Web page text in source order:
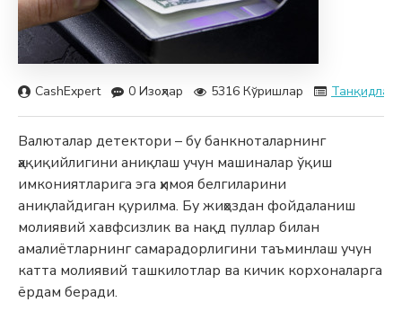
CashExpert 0 Изоҳлар 5316 Кўришлар Танқидлар
Валюталар детектори – бу банкноталарнинг
ҳақиқийлигини аниқлаш учун машиналар ўқиш
имкониятларига эга ҳимоя белгиларини
аниқлайдиган қурилма. Бу жиҳоздан фойдаланиш
молиявий хавфсизлик ва нақд пуллар билан
амалиётларнинг самарадорлигини таъминлаш учун
катта молиявий ташкилотлар ва кичик корхоналарга
ёрдам беради.